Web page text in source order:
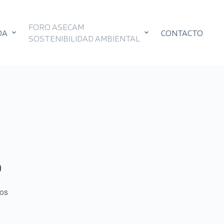
FORO ASECAM
SOSTENIBILIDAD AMBIENTAL
CONTACTO